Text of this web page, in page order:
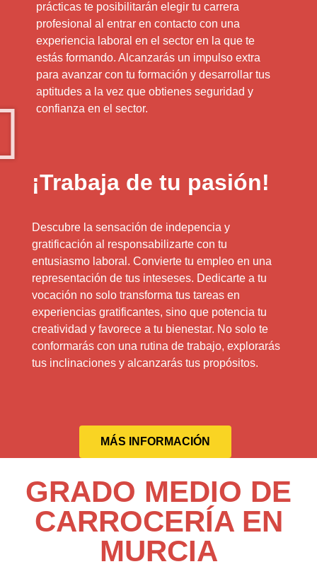
prácticas te posibilitarán elegir tu carrera
profesional al entrar en contacto con una
experiencia laboral en el sector en la que te
estás formando. Alcanzarás un impulso extra
para avanzar con tu formación y desarrollar tus
aptitudes a la vez que obtienes seguridad y
confianza en el sector.
¡Trabaja de tu pasión!
Descubre la sensación de indepencia y
gratificación al responsabilizarte con tu
entusiasmo laboral. Convierte tu empleo en una
representación de tus inteseses. Dedicarte a tu
vocación no solo transforma tus tareas en
experiencias gratificantes, sino que potencia tu
creatividad y favorece a tu bienestar. No solo te
conformarás con una rutina de trabajo, explorarás
tus inclinaciones y alcanzarás tus propósitos.
MÁS INFORMACIÓN
GRADO MEDIO DE
CARROCERÍA EN
MURCIA